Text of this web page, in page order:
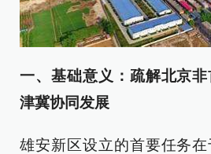
一、基础意义：疏解北京
津冀协同发展
雄安新区设立的首要任务